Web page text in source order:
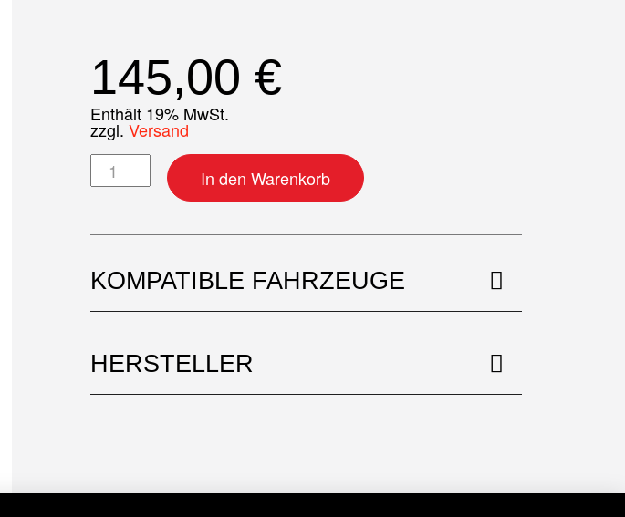
145,00€
Enthält 19% MwSt.
zzgl.Versand
Pleuelkit Menge In den Warenkorb
KOMPATIBLE FAHRZEUGE
HERSTELLER